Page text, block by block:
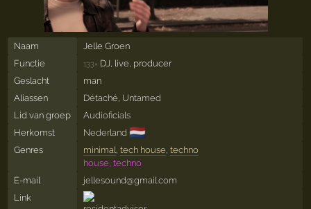
Naam
Jelle Groen
Functie
133× DJ, live, producer
Geslacht
man
Aliassen
Détaché Untamed
Lid van groep
Audioficials
Herkomst
Nederland 🇳🇱
Genres minimal tech house techno
house, techno
E-mail
jellesound@gmail.com
Link